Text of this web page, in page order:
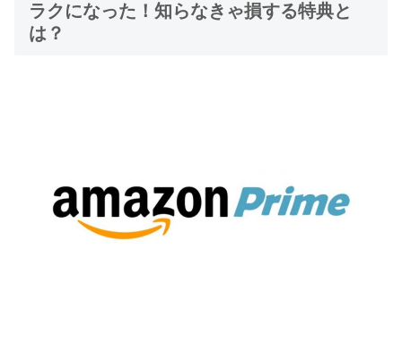
ラクになった！知らなきゃ損する特典と
は？